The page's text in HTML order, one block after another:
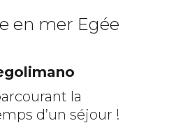
en mer Egée
la
d’un séjour !